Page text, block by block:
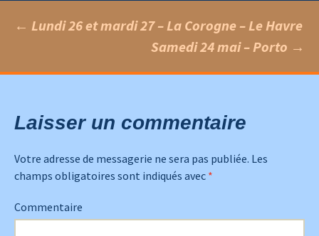
Navigation
des
articles
← Lundi 26 et mardi 27 – La Corogne – Le Havre
Samedi 24 mai – Porto →
Laisser un commentaire
Votre adresse de messagerie ne sera pas publiée. Les
champs obligatoires sont indiqués avec *
Commentaire